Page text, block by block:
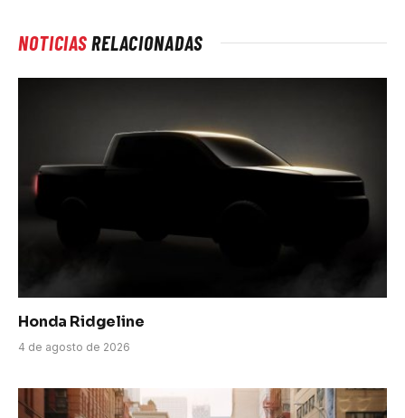
NOTICIASRELACIONADAS
Honda Ridgeline
4 de agosto de 2026